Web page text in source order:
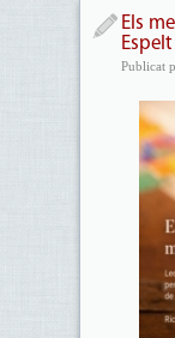
Els
Espelt
Publicat